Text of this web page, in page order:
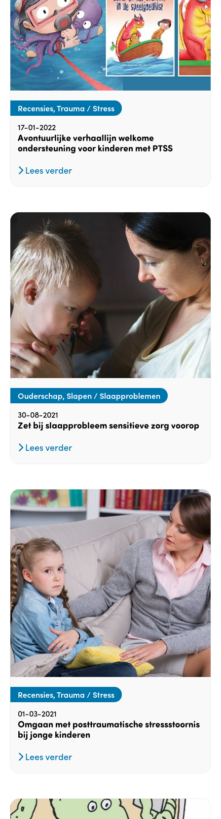
Recensies, Trauma / Stress
17-01-2022
Avontuurlijke verhaallijn welkome
ondersteuning voor kinderen met PTSS
Lees verder
Ouderschap, Slapen / Slaapproblemen
30-08-2021
Zet bij slaapprobleem sensitieve zorg voorop
Lees verder
Recensies, Trauma / Stress
01-03-2021
Omgaan met posttraumatische stressstoornis
bij jonge kinderen
Lees verder